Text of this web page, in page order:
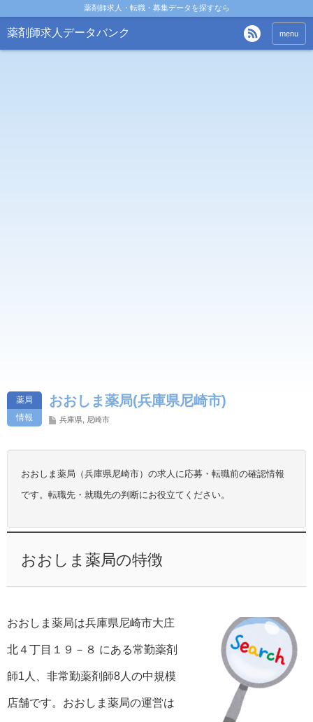
薬剤師求人・転職・募集データを探すなら
薬剤師求人データバンク menu
薬局
情報
おおしま薬局(兵庫県尼崎市)
兵庫県 尼崎市
おおしま薬局（兵庫県尼崎市）の求人に応募・転職前の確認情報
です。転職先・就職先の判断にお役立てください。
おおしま薬局の特徴
おおしま薬局は兵庫県尼崎市大庄
北４丁目１９－８ にある常勤薬剤
師1人、非常勤薬剤師8人の中規模
店舗です。おおしま薬局の運営は